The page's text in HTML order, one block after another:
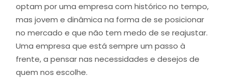
optam por uma empresa com histórico no tempo,
mas jovem e dinâmica na forma de se posicionar
no mercado e que não tem medo de se reajustar.
Uma empresa que está sempre um passo à
frente, a pensar nas necessidades e desejos de
quem nos escolhe.